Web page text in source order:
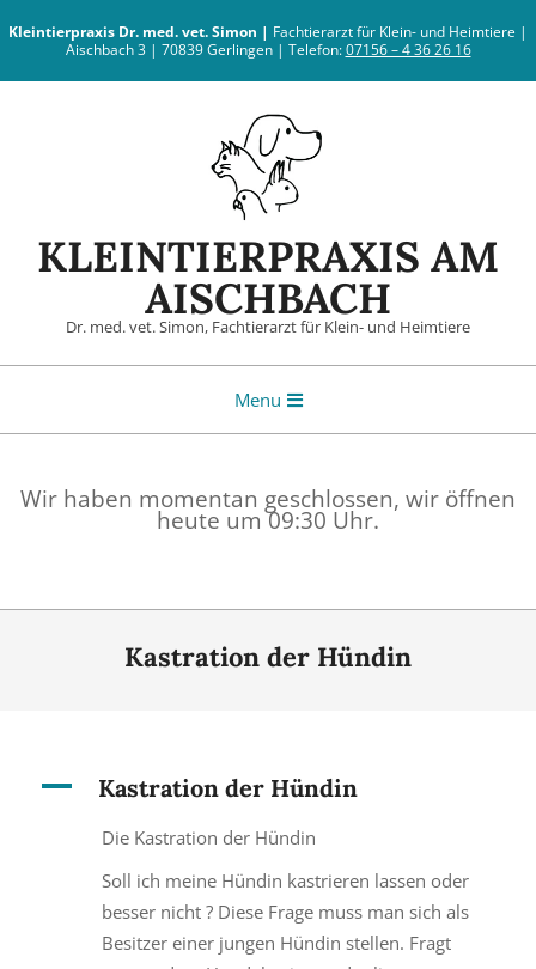
content
Kleintierpraxis Dr. med. vet. Simon | Fachtierarzt für Klein- und Heimtiere |
Aischbach 3 | 70839 Gerlingen | Telefon:07156 – 4 36 26 16
KLEINTIERPRAXIS AM
AISCHBACH
Dr. med. vet. Simon, Fachtierarzt für Klein- und Heimtiere
Menu
Wir haben momentan geschlossen, wir öffnen
heute um 09:30 Uhr.
Kastration der Hündin
A Kastration der Hündin
Die Kastration der Hündin
Soll ich meine Hündin kastrieren lassen oder
besser nicht ? Diese Frage muss man sich als
Besitzer einer jungen Hündin stellen. Fragt